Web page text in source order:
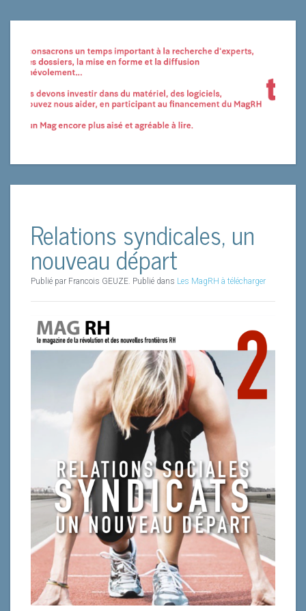
Relations syndicales, un
nouveau départ
Publié par Francois GEUZE. Publié dans Les MagRH à télécharger